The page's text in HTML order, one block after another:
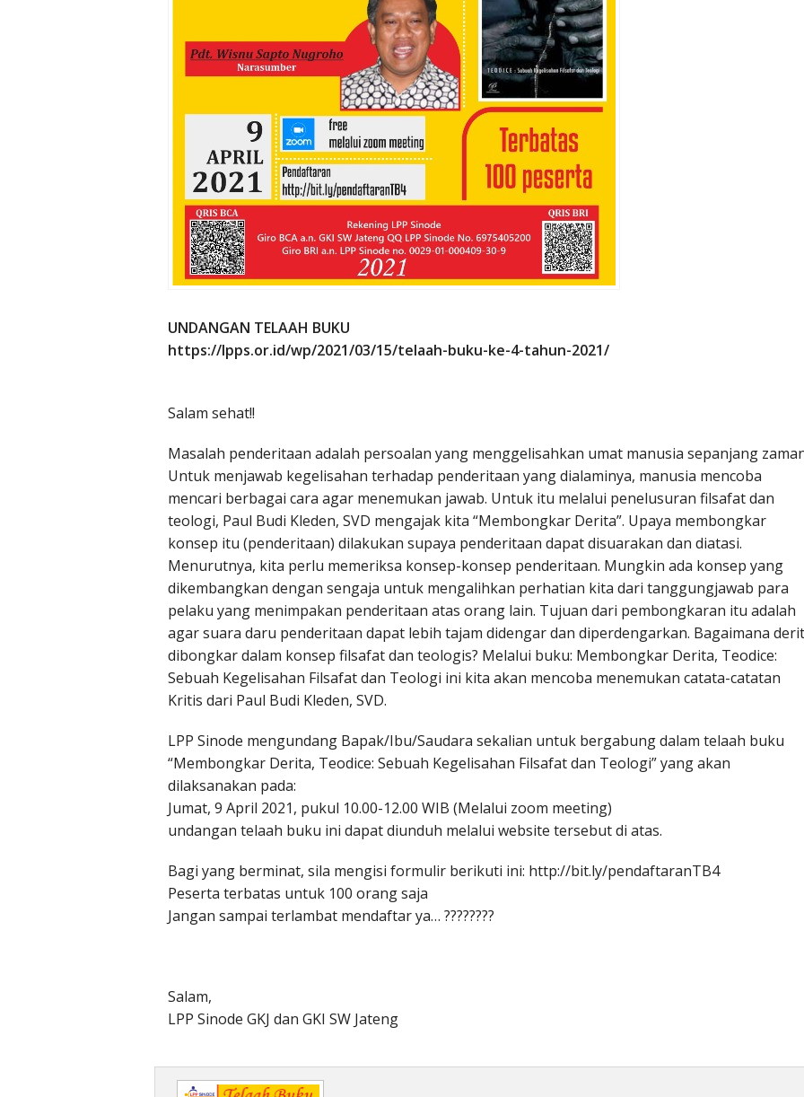
UNDANGAN TELAAH BUKU
https://lpps.or.id/wp/2021/03/15/telaah-buku-ke-4-tahun-2021/
Salam sehat!!
Masalah penderitaan adalah persoalan yang menggelisahkan umat manusia sepanjang
Untuk menjawab kegelisahan terhadap penderitaan yang dialaminya, manusia mencoba
mencari berbagai cara agar menemukan jawab. Untuk itu melalui penelusuran filsafat dan
teologi, Paul Budi Kleden, SVD mengajak kita “Membongkar Derita”. Upaya membongkar
konsep itu (penderitaan) dilakukan supaya penderitaan dapat disuarakan dan diatasi.
Menurutnya, kita perlu memeriksa konsep-konsep penderitaan. Mungkin ada konsep yang
dikembangkan dengan sengaja untuk mengalihkan perhatian kita dari tanggungjawab para
pelaku yang menimpakan penderitaan atas orang lain. Tujuan dari pembongkaran itu adalah
agar suara daru penderitaan dapat lebih tajam didengar dan diperdengarkan. Bagaimana
dibongkar dalam konsep filsafat dan teologis? Melalui buku: Membongkar Derita, Teodice:
Sebuah Kegelisahan Filsafat dan Teologi ini kita akan mencoba menemukan catata-catatan
Kritis dari Paul Budi Kleden, SVD.
LPP Sinode mengundang Bapak/Ibu/Saudara sekalian untuk bergabung dalam telaah buku
“Membongkar Derita, Teodice: Sebuah Kegelisahan Filsafat dan Teologi” yang akan
dilaksanakan pada:
Jumat, 9 April 2021, pukul 10.00-12.00 WIB (Melalui zoom meeting)
undangan telaah buku ini dapat diunduh melalui website tersebut di atas.
Bagi yang berminat, sila mengisi formulir berikuti ini: http://bit.ly/pendaftaranTB4
Peserta terbatas untuk 100 orang saja
Jangan sampai terlambat mendaftar ya… ????????
Salam,
LPP Sinode GKJ dan GKI SW Jateng